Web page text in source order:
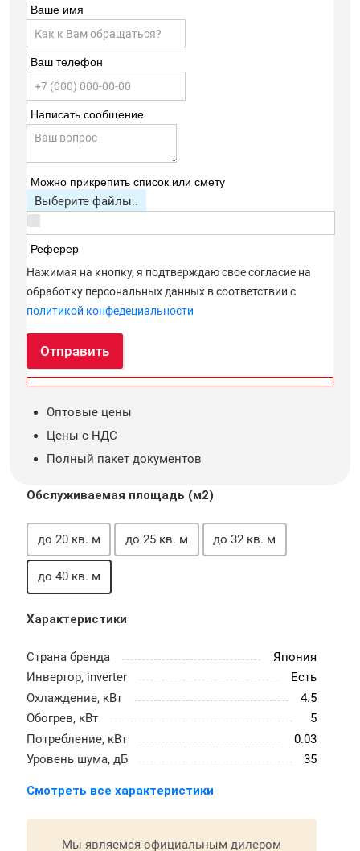
Ваше имя
Ваш телефон
Написать сообщение
Можно прикрепить список или смету
Выберите файлы..
Реферер
Нажимая на кнопку, я подтверждаю свое согласие на
обработку персональных данных в соответствии с
политикой конфедециальности
Отправить
Оптовые цены
Цены с НДС
Полный пакет документов
Обслуживаемая площадь (м2)
до 20 кв. м до 25 кв. м до 32 кв. м
до 40 кв. м
Характеристики
Страна бренда
Япония
Инвертор, inverter
Есть
Охлаждение, кВт
4.5
Обогрев, кВт
5
Потребление, кВт
0.03
Уровень шума, дБ
35
Смотреть все характеристики
Мы являемся официальным дилером